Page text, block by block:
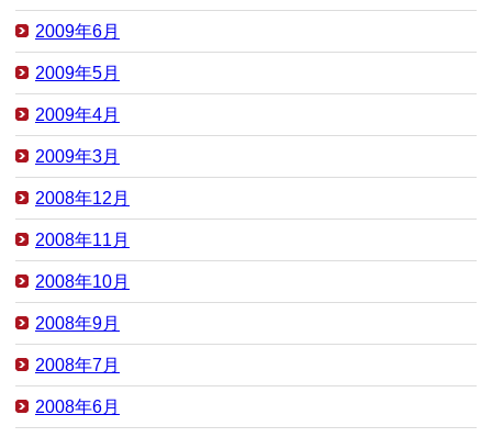
2009年6月
2009年5月
2009年4月
2009年3月
2008年12月
2008年11月
2008年10月
2008年9月
2008年7月
2008年6月